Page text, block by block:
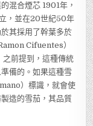
混合煙芯 1901年，
，並在20世紀50年
其採用了幹葉多於
Cifuentes）
之前提到，這種傳統
備的。如果這種雪
）標識，就會使
造的雪茄，其品質